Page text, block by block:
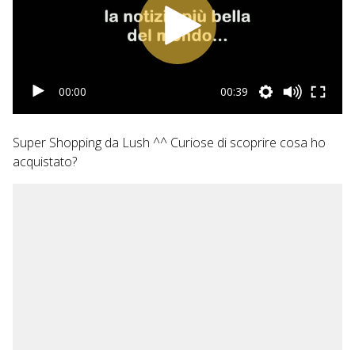
00:00 00:39
Super Shopping da Lush ^^ Curiose di scoprire cosa ho
acquistato?